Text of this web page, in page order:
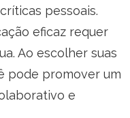
pessoais.
eficaz requer
Ao escolher suas
pode promover um
e